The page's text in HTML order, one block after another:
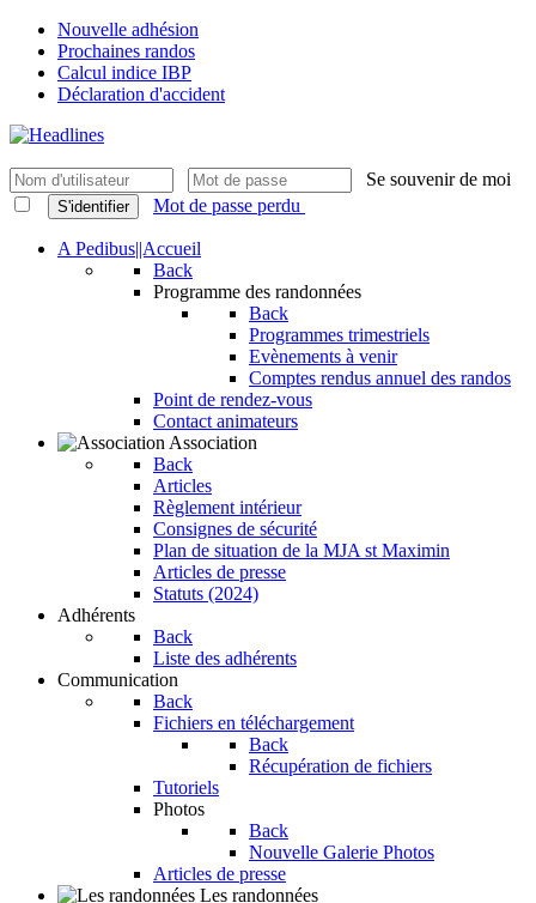
Nouvelle adhésion
Prochaines randos
Calcul indice IBP
Déclaration d'accident
Se souvenir de moi
S'identifier Mot de passe perdu
A Pedibus||Accueil
Back
Programme des randonnées
Back
Programmes trimestriels
Evènements à venir
Comptes rendus annuel des randos
Point de rendez-vous
Contact animateurs
Association
Back
Articles
Règlement intérieur
Consignes de sécurité
Plan de situation de la MJA st Maximin
Articles de presse
Statuts (2024)
Adhérents
Back
Liste des adhérents
Communication
Back
Fichiers en téléchargement
Back
Récupération de fichiers
Tutoriels
Photos
Back
Nouvelle Galerie Photos
Articles de presse
Les randonnées